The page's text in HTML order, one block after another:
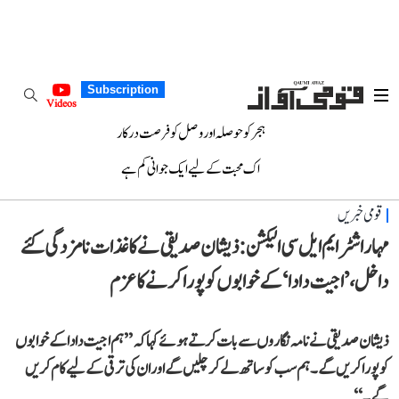
Subscription
Videos
ہجر کو حوصلہ اور وصل کو فرصت درکار
اک محبت کے لیے ایک جوانی کم ہے
قومی خبریں
مہاراشٹر ایم ایل سی الیکشن: ذیشان صدیقی نے کاغذات نامزدگی کئے
داخل، ’اجیت دادا‘ کے خوابوں کو پورا کرنے کا عزم
ذیشان صدیقی نے نامہ نگاروں سے بات کرتے ہوئے کہا کہ ’’ہم اجیت دادا کے خوابوں
کو پورا کریں گے۔ ہم سب کو ساتھ لے کر چلیں گے اور ان کی ترقی کے لیے کام کریں